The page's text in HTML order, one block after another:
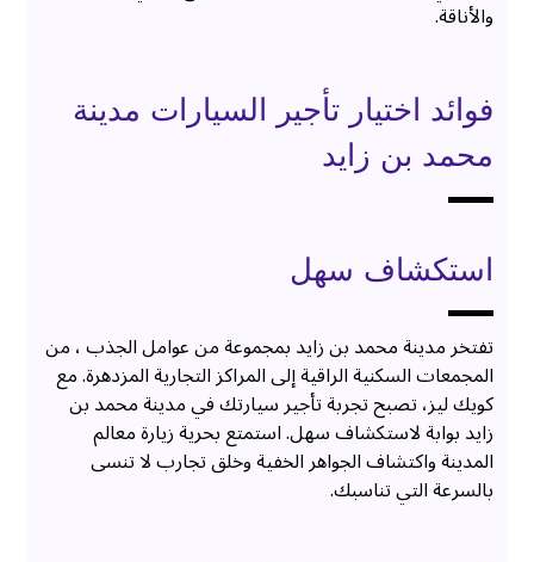
والأناقة.
فوائد اختيار تأجير السيارات مدينة
محمد بن زايد
استكشاف سهل
تفتخر مدينة محمد بن زايد بمجموعة من عوامل الجذب ، من
المجمعات السكنية الراقية إلى المراكز التجارية المزدهرة. مع
كويك ليز، تصبح تجربة تأجير سيارتك في مدينة محمد بن
زايد بوابة لاستكشاف سهل. استمتع بحرية زيارة معالم
المدينة واكتشاف الجواهر الخفية وخلق تجارب لا تنسى
بالسرعة التي تناسبك.